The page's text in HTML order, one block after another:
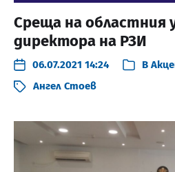
Среща на областния
директора на РЗИ
06.07.2021 14:24 В
Ангел Стоев